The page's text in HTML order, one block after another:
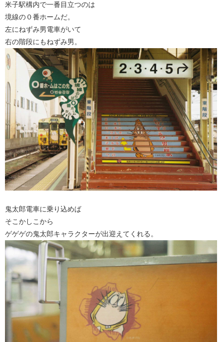
米子駅構内で一番目立つのは
境線の０番ホームだ。
左にねずみ男電車がいて
右の階段にもねずみ男。
鬼太郎電車に乗り込めば
そこかしこから
ゲゲゲの鬼太郎キャラクターが出迎えてくれる。